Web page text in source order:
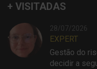
+ VISITADAS
28/07/2026
EXPERT
Gestão do
decidir a